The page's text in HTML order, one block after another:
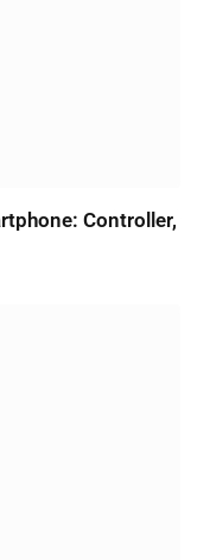
Controller,